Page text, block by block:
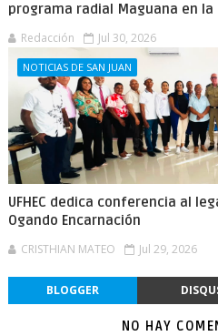
programa radial Maguana en la
Redacción Jul 30, 2026
NOTICIAS DE SAN JUAN
UFHEC dedica conferencia al
Ogando Encarnación
CRISTHIAN MATEO Jul 29, 2026
BLOGGER
NO HAY